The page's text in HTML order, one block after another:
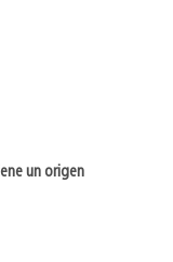
un origen